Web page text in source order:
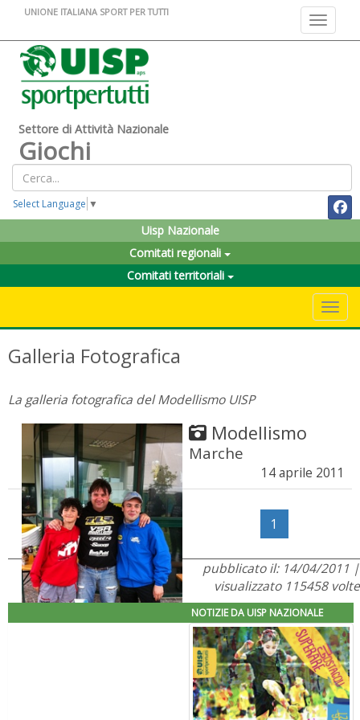
Toggle
UNIONE ITALIANA SPORT PER TUTTI
Settore di Attività Nazionale
Giochi
Select Language ▼
Uisp Nazionale
Comitati regionali
Comitati territoriali
Galleria Fotografica
La galleria fotografica del Modellismo UISP
Modellismo
Marche
14 aprile 2011
1
pubblicato il: 14/04/2011 |
visualizzato 115458 volte
NOTIZIE DA UISP NAZIONALE